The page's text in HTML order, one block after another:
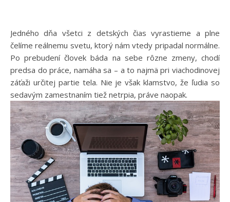
Jedného dňa všetci z detských čias vyrastieme a plne
čelíme reálnemu svetu, ktorý nám vtedy pripadal normálne.
Po prebudení človek báda na sebe rôzne zmeny, chodí
predsa do práce, namáha sa – a to najmä pri viachodinovej
záťaži určitej partie tela. Nie je však klamstvo, že ľudia so
sedavým zamestnaním tiež netrpia, práve naopak.